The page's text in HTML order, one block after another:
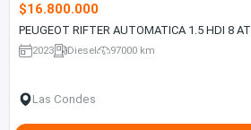
$16.800.000
PEUGEOT RIFTER AUTOMATICA 1.5 HDI 8 AT
2023 Diesel 97000 km
Las Condes